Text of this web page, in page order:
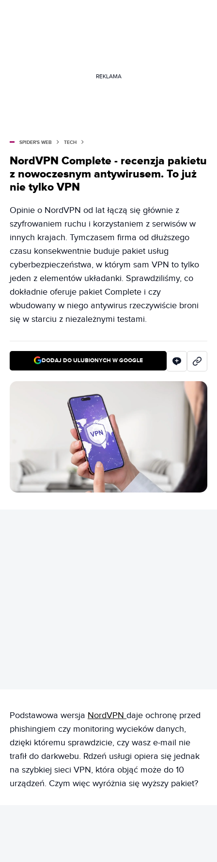
REKLAMA
SPIDER'S WEB TECH
NordVPN Complete - recenzja pakietu
z nowoczesnym antywirusem. To już
nie tylko VPN
Opinie o NordVPN od lat łączą się głównie z
szyfrowaniem ruchu i korzystaniem z serwisów w
innych krajach. Tymczasem firma od dłuższego
czasu konsekwentnie buduje pakiet usług
cyberbezpieczeństwa, w którym sam VPN to tylko
jeden z elementów układanki. Sprawdziliśmy, co
dokładnie oferuje pakiet Complete i czy
wbudowany w niego antywirus rzeczywiście broni
się w starciu z niezależnymi testami.
DODAJ DO ULUBIONYCH W GOOGLE
Podstawowa wersja NordVPN daje ochronę przed
phishingiem czy monitoring wycieków danych,
dzięki któremu sprawdzicie, czy wasz e-mail nie
trafił do darkwebu. Rdzeń usługi opiera się jednak
na szybkiej sieci VPN, która objąć może do 10
urządzeń. Czym więc wyróżnia się wyższy pakiet?